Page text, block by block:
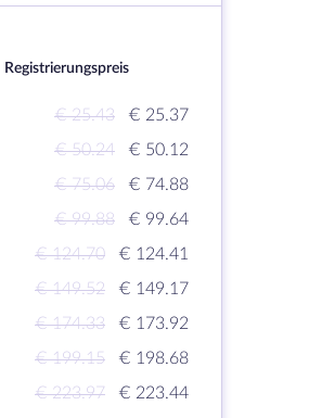
Registrierungspreis
€ 25.43
€ 25.37
€ 50.24
€ 50.12
€ 75.06
€ 74.88
€ 99.88
€ 99.64
€ 124.70
€ 124.41
€ 149.52
€ 149.17
€ 174.33
€ 173.92
€ 199.15
€ 198.68
€ 223.97
€ 223.44